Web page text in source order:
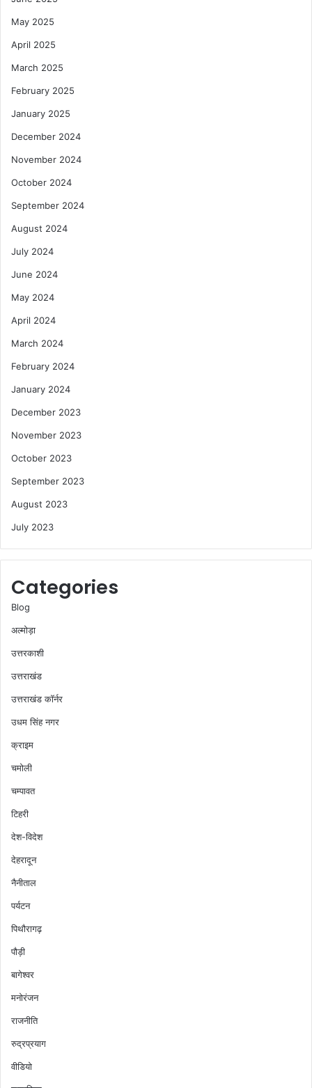
May 2025
April 2025
March 2025
February 2025
January 2025
December 2024
November 2024
October 2024
September 2024
August 2024
July 2024
June 2024
May 2024
April 2024
March 2024
February 2024
January 2024
December 2023
November 2023
October 2023
September 2023
August 2023
July 2023
Categories
Blog
अल्मोड़ा
उत्तरकाशी
उत्तराखंड
उत्तराखंड कॉर्नर
उधम सिंह नगर
क्राइम
चमोली
चम्पावत
टिहरी
देश-विदेश
देहरादून
नैनीताल
पर्यटन
पिथौरागढ़
पौड़ी
बागेश्वर
मनोरंजन
राजनीति
रुद्रप्रयाग
वीडियो